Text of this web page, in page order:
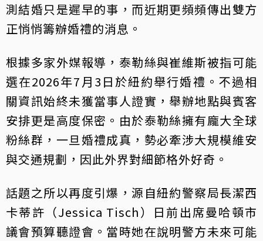
測結婚只是遲早的事，而近期更頻頻傳出雙方
正悄悄籌辦婚禮的消息。
根據多家外媒報導，泰勒絲與崔維斯被指可能
選在2026年7月3日於紐約舉行婚禮。不過相
關資訊始終未獲當事人證實，舉辦地點與賓客
安排更是高度保密。由於泰勒絲擁有龐大全球
粉絲群，一旦婚禮成真，勢必牽涉大規模維安
與交通規劃，因此外界對細節格外好奇。
話題之所以再度引爆，源自紐約警察局長潔西
卡蒂許（Jessica Tisch）日前出席曼哈頓市
議會預算聽證會。當時她在說明警方未來可能